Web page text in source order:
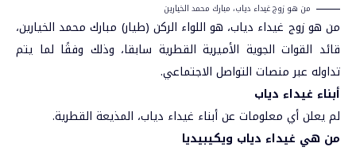
من هو زوج غيداء دياب، مبارك محمد الخيارين
من هو زوج غيداء دياب، هو اللواء الركن (طيار) مبارك محمد الخيارين،
قائد القوات الجوية الأميرية القطرية سابقا، وذلك وفقًا لما يتم
تداوله عبر منصات التواصل الاجتماعي.
أبناء غيداء دياب
لم يعلن أي معلومات عن أبناء غيداء دياب، المذيعة القطرية.
من هي غيداء دياب ويكيبيديا